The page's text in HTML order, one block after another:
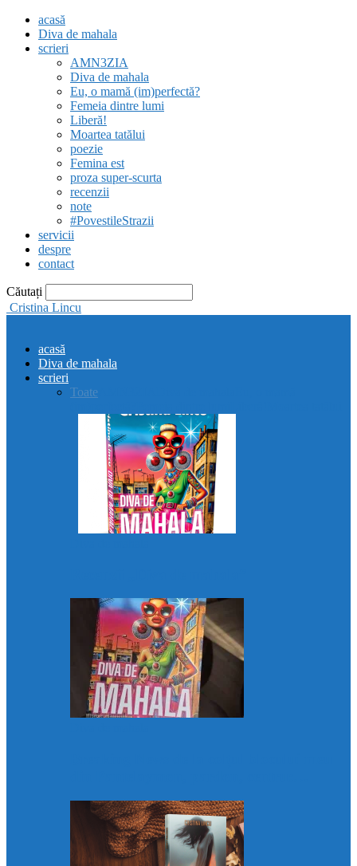
acasă
Diva de mahala
scrieri
AMN3ZIA
Diva de mahala
Eu, o mamă (im)perfectă?
Femeia dintre lumi
Liberă!
Moartea tatălui
poezie
Femina est
proza super-scurta
recenzii
note
#PovestileStrazii
servicii
despre
contact
Căutați
Cristina Lincu
acasă
Diva de mahala
scrieri
Toate